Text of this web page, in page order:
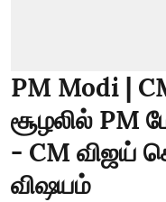
PM Modi |
சூழலில் PM
- CM விஜய்
விஷயம்